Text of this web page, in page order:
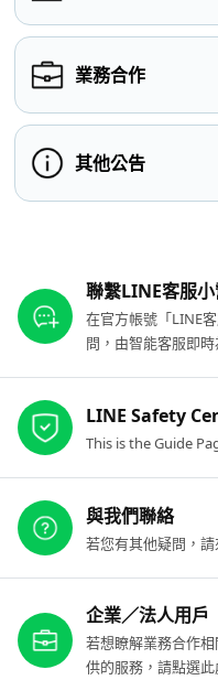
業務合作
其他公告
聯繫LINE客服
在官方帳號「LINE
問，由智能客服即
LINE Safety
This is the Guide
與我們聯絡
若您有其他疑問，
企業／法人用戶
若想瞭解業務合作
供的服務，請點選此